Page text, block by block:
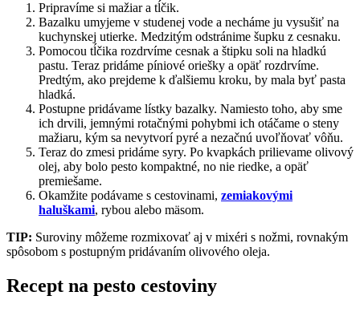
Pripravíme si mažiar a tĺčik.
Bazalku umyjeme v studenej vode a necháme ju vysušiť na
kuchynskej utierke. Medzitým odstránime šupku z cesnaku.
Pomocou tĺčika rozdrvíme cesnak a štipku soli na hladkú
pastu. Teraz pridáme píniové oriešky a opäť rozdrvíme.
Predtým, ako prejdeme k ďalšiemu kroku, by mala byť pasta
hladká.
Postupne pridávame lístky bazalky. Namiesto toho, aby sme
ich drvili, jemnými rotačnými pohybmi ich otáčame o steny
mažiaru, kým sa nevytvorí pyré a nezačnú uvoľňovať vôňu.
Teraz do zmesi pridáme syry. Po kvapkách prilievame olivový
olej, aby bolo pesto kompaktné, no nie riedke, a opäť
premiešame.
Okamžite podávame s cestovinami, zemiakovými
haluškami, rybou alebo mäsom.
TIP: Suroviny môžeme rozmixovať aj v mixéri s nožmi, rovnakým
spôsobom s postupným pridávaním olivového oleja.
Recept na pesto cestoviny